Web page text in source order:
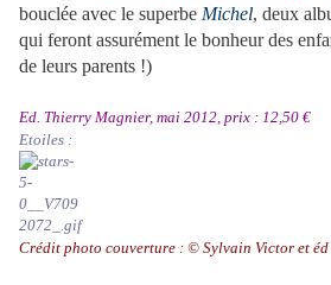
bouclée avec le superbe Michel, deux
qui feront assurément le bonheur des
de leurs parents !)
Ed. Thierry Magnier, mai 2012, prix : 12,50 €
Etoiles :
Crédit photo couverture : © Sylvain Victor et